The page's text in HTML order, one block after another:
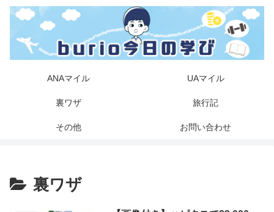
ANAマイル UAマイル
裏ワザ 旅行記
その他 お問い合わせ
裏ワザ